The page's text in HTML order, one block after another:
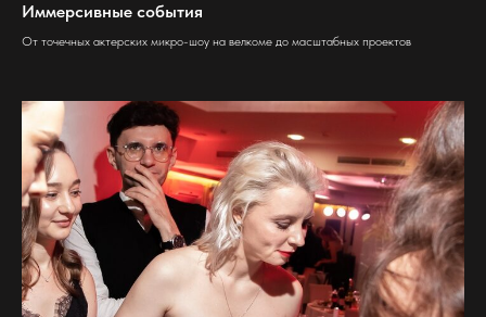
Иммерсивные события
От точечных актерских микро-шоу на велкоме до масштабных проектов